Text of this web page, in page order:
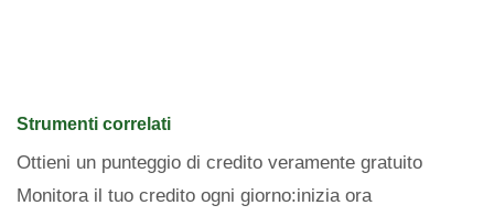
Strumenti correlati
Ottieni un punteggio di credito veramente gratuito
Monitora il tuo credito ogni giorno:inizia ora